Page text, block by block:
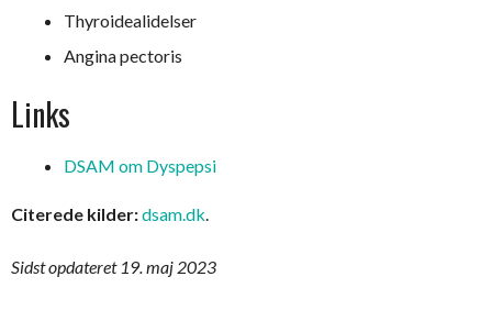
Thyroidealidelser
Angina pectoris
Links
DSAM om Dyspepsi
Citerede kilder:dsam.dk
Sidst opdateret 19. maj 2023